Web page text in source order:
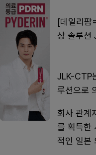
[데일리팜
상 솔루션
JLK-CTP
루션으로
회사 관계
를 획득한
적인 일본